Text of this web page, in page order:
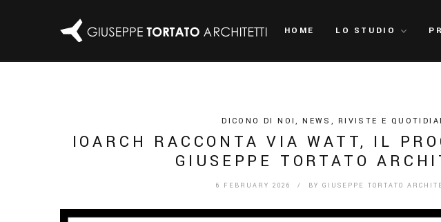
HOME LO STUDIO
DICONO DI NOI,NEWS , RIVISTE E
IOARCH RACCONTA VIA WATT, IL
GIUSEPPE TORTATO
6 FEBRUARY 2026 / BY GIUSEPPE TORTATO